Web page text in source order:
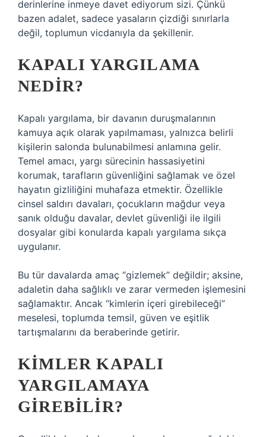
derinlerine inmeye davet ediyorum sizi. Çünkü
bazen adalet, sadece yasaların çizdiği sınırlarla
değil, toplumun vicdanıyla da şekillenir.
KAPALI YARGILAMA
NEDIR?
Kapalı yargılama, bir davanın duruşmalarının
kamuya açık olarak yapılmaması, yalnızca belirli
kişilerin salonda bulunabilmesi anlamına gelir.
Temel amacı, yargı sürecinin hassasiyetini
korumak, tarafların güvenliğini sağlamak ve özel
hayatın gizliliğini muhafaza etmektir. Özellikle
cinsel saldırı davaları, çocukların mağdur veya
sanık olduğu davalar, devlet güvenliği ile ilgili
dosyalar gibi konularda kapalı yargılama sıkça
uygulanır.
Bu tür davalarda amaç “gizlemek” değildir; aksine,
adaletin daha sağlıklı ve zarar vermeden işlemesini
sağlamaktır. Ancak “kimlerin içeri girebileceği”
meselesi, toplumda temsil, güven ve eşitlik
tartışmalarını da beraberinde getirir.
KIMLER KAPALI
YARGILAMAYA
GIREBILIR?